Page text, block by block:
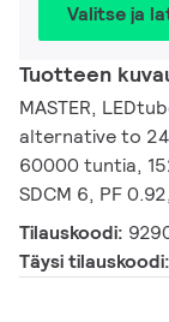
Valitse ja
Tuotteen
MASTER,
alternative to
60000 tuntia,
SDCM 6, PF
Tilauskoodi:
Täysi tilauskoodi: